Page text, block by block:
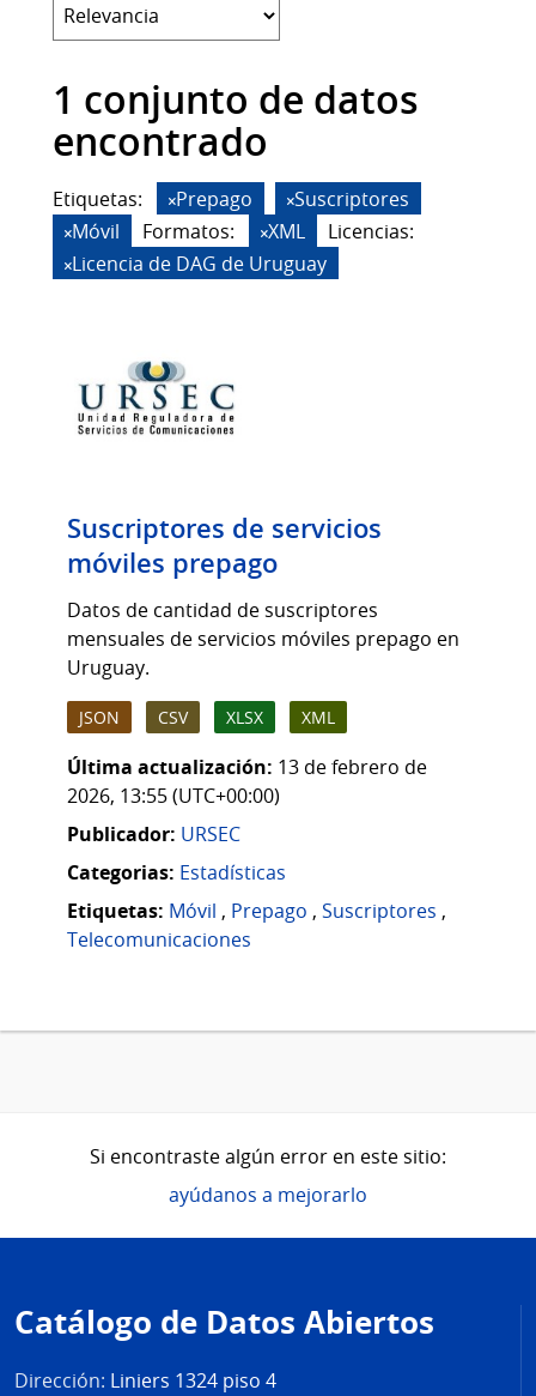
1 conjunto de datos
encontrado
Etiquetas: Prepago
Suscriptores
Móvil
Formatos: XML
Licencias:
Licencia de DAG de Uruguay
Suscriptores de servicios
móviles prepago
Datos de cantidad de suscriptores
mensuales de servicios móviles prepago en
Uruguay.
JSON CSV XLSX XML
Última actualización: 13 de febrero de
2026, 13:55 (UTC+00:00)
Publicador: URSEC
Categorias: Estadísticas
Etiquetas: Móvil , Prepago , Suscriptores ,
Telecomunicaciones
Si encontraste algún error en este sitio:
ayúdanos a mejorarlo
de
página
Catálogo de Datos Abiertos
Dirección: Liniers 1324 piso 4